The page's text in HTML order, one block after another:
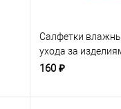
Салфетки
ухода за
бесцветные
160 ₽